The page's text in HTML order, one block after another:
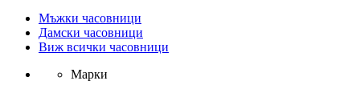
Мъжки часовници
Дамски часовници
Виж всички часовници
Марки